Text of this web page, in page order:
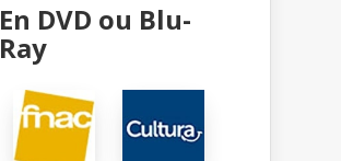
En DVD ou Blu-
Ray